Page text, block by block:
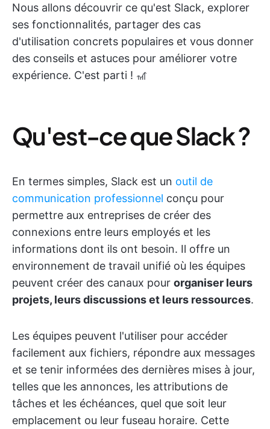
Nous allons découvrir ce qu'est Slack, explorer
ses fonctionnalités, partager des cas
d'utilisation concrets populaires et vous donner
des conseils et astuces pour améliorer votre
expérience. C'est parti ! 🎢
Qu'est-ce que Slack ?
En termes simples, Slack est un outil de
communication professionnel conçu pour
permettre aux entreprises de créer des
connexions entre leurs employés et les
informations dont ils ont besoin. Il offre un
environnement de travail unifié où les équipes
peuvent créer des canaux pour organiser leurs
projets, leurs discussions et leurs ressources.
Les équipes peuvent l'utiliser pour accéder
facilement aux fichiers, répondre aux messages
et se tenir informées des dernières mises à jour,
telles que les annonces, les attributions de
tâches et les échéances, quel que soit leur
emplacement ou leur fuseau horaire. Cette